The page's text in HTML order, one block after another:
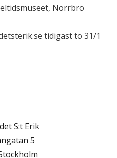
Norrbro
tidigast to 31/1
S:t Erik
5